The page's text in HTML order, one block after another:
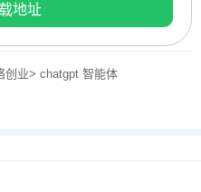
地址
业> chatgpt 智能体